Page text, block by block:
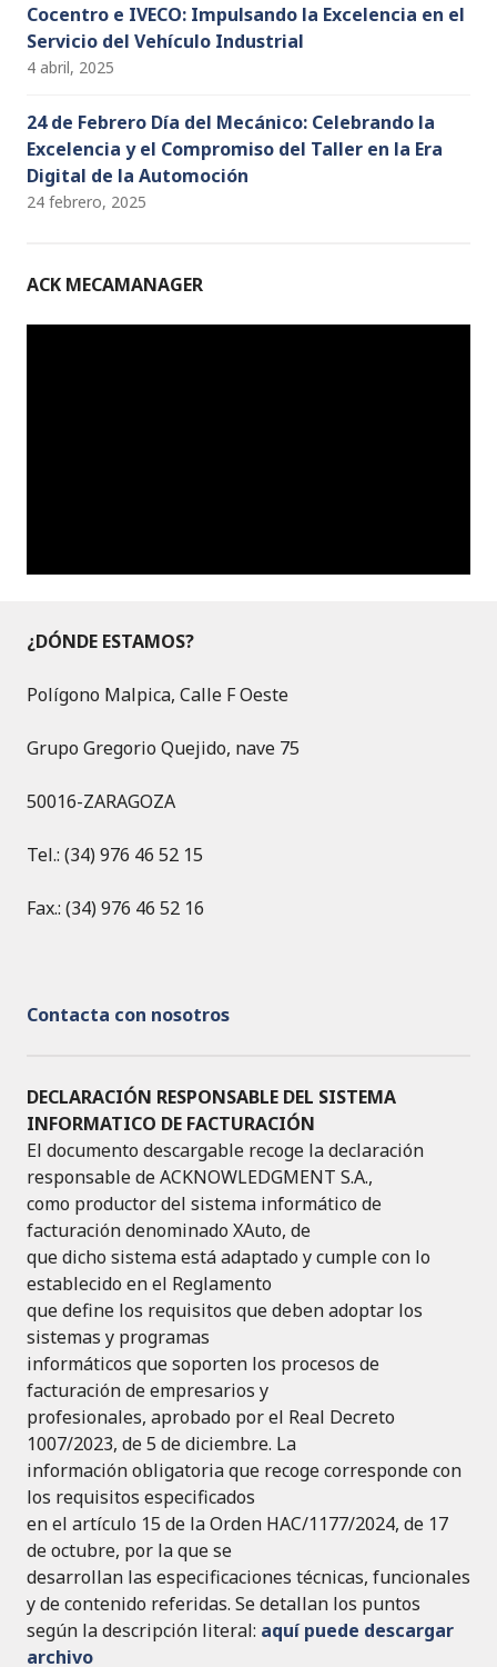
Cocentro e IVECO: Impulsando la Excelencia en el
Servicio del Vehículo Industrial
4 abril, 2025
24 de Febrero Día del Mecánico: Celebrando la
Excelencia y el Compromiso del Taller en la Era
Digital de la Automoción
24 febrero, 2025
ACK MECAMANAGER
¿DÓNDE ESTAMOS?
Polígono Malpica, Calle F Oeste
Grupo Gregorio Quejido, nave 75
50016-ZARAGOZA
Tel.: (34) 976 46 52 15
Fax.: (34) 976 46 52 16
Contacta con nosotros
DECLARACIÓN RESPONSABLE DEL SISTEMA
INFORMATICO DE FACTURACIÓN
El documento descargable recoge la declaración
responsable de ACKNOWLEDGMENT S.A.,
como productor del sistema informático de
facturación denominado XAuto, de
que dicho sistema está adaptado y cumple con lo
establecido en el Reglamento
que define los requisitos que deben adoptar los
sistemas y programas
informáticos que soporten los procesos de
facturación de empresarios y
profesionales, aprobado por el Real Decreto
1007/2023, de 5 de diciembre. La
información obligatoria que recoge corresponde con
los requisitos especificados
en el artículo 15 de la Orden HAC/1177/2024, de 17
de octubre, por la que se
desarrollan las especificaciones técnicas, funcionales
y de contenido referidas. Se detallan los puntos
según la descripción literal: aquí puede descargar
archivo